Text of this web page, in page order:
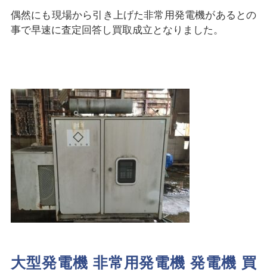
偶然にも現場から引き上げた非常用発電機があるとの
事で早速に査定回答し買取成立となりました。
大型発電機 非常用発電機 発電機 買